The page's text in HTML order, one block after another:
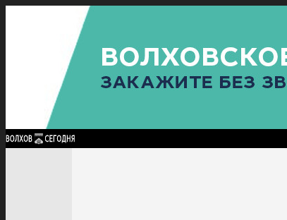
ГЛАВНАЯ ПОЛИТИКАПРОИСШЕСТВИЯПРОКУРАТУРА СПОРТ
ПОЛИТИКА
КУЛЬТУРА
ПОСЕЛЕНИЯ